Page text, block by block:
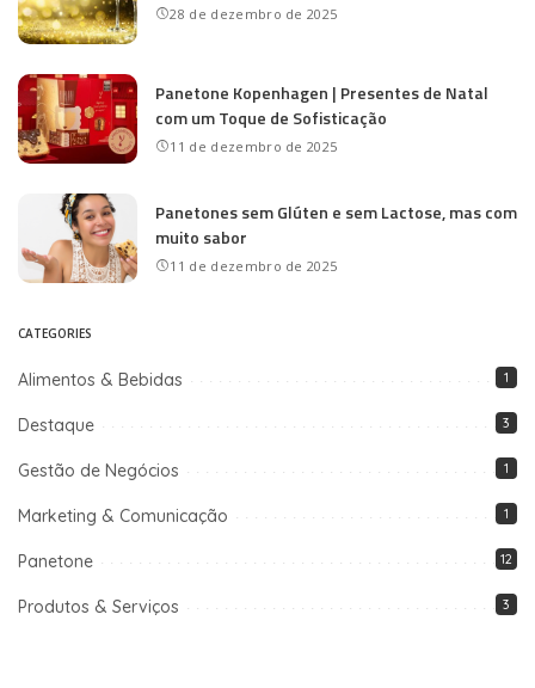
28 de dezembro de 2025
Panetone Kopenhagen | Presentes de Natal
com um Toque de Sofisticação
11 de dezembro de 2025
Panetones sem Glúten e sem Lactose, mas com
muito sabor
11 de dezembro de 2025
CATEGORIES
Alimentos & Bebidas 1
Destaque 3
Gestão de Negócios 1
Marketing & Comunicação 1
Panetone 12
Produtos & Serviços 3